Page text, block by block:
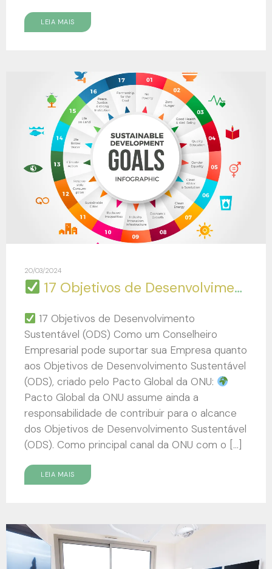
LEIA MAIS
20/03/2024
17 Objetivos de Desenvolvimento Sustentável (ODS)
17 Objetivos de Desenvolvimento
Sustentável (ODS) Como um Conselheiro
Empresarial pode suportar sua Empresa quanto
aos Objetivos de Desenvolvimento Sustentável
(ODS), criado pelo Pacto Global da ONU:
Pacto Global da ONU assume ainda a
responsabilidade de contribuir para o alcance
dos Objetivos de Desenvolvimento Sustentável
(ODS). Como principal canal da ONU com o […]
LEIA MAIS